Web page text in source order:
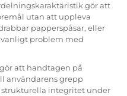
gör att
utan att uppleva
papperspåsar, eller
problem med
att handtagen på
användarens grepp
integritet under